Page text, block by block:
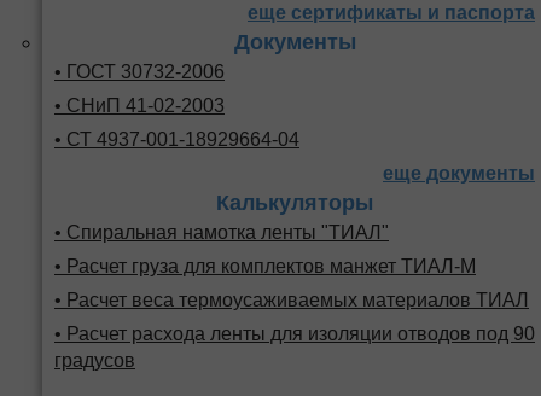
еще сертификаты и паспорта
Документы
• ГОСТ 30732-2006
• СНиП 41-02-2003
• СТ 4937-001-18929664-04
еще документы
Калькуляторы
• Спиральная намотка ленты "ТИАЛ"
• Расчет груза для комплектов манжет ТИАЛ-М
• Расчет веса термоусаживаемых материалов ТИАЛ
• Расчет расхода ленты для изоляции отводов под 90
градусов